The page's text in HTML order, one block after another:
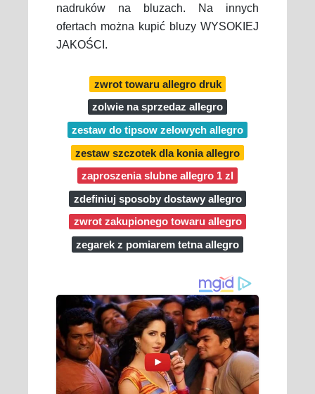
nadruków na bluzach. Na innych
ofertach można kupić bluzy WYSOKIEJ
JAKOŚCI.
zwrot towaru allegro druk
zolwie na sprzedaz allegro
zestaw do tipsow zelowych allegro
zestaw szczotek dla konia allegro
zaproszenia slubne allegro 1 zl
zdefiniuj sposoby dostawy allegro
zwrot zakupionego towaru allegro
zegarek z pomiarem tetna allegro